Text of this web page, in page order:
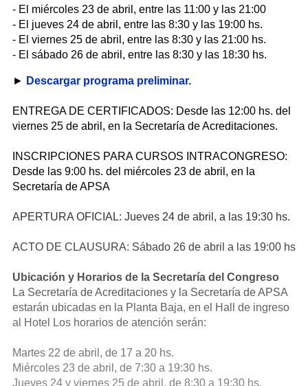
- El miércoles 23 de abril, entre las 11:00 y las 21:00
- El jueves 24 de abril, entre las 8:30 y las 19:00 hs.
- El viernes 25 de abril, entre las 8:30 y las 21:00 hs.
- El sábado 26 de abril, entre las 8:30 y las 18:30 hs.
► Descargar programa preliminar.
ENTREGA DE CERTIFICADOS: Desde las 12:00 hs. del
viernes 25 de abril, en la Secretaría de Acreditaciones.
INSCRIPCIONES PARA CURSOS INTRACONGRESO:
Desde las 9:00 hs. del miércoles 23 de abril, en la
Secretaría de APSA
APERTURA OFICIAL: Jueves 24 de abril, a las 19:30 hs.
ACTO DE CLAUSURA: Sábado 26 de abril a las 19:00 hs
Ubicación y Horarios de la Secretaría del Congreso
La Secretaría de Acreditaciones y la Secretaría de APSA
estarán ubicadas en la Planta Baja, en el Hall de ingreso
al Hotel Los horarios de atención serán:
Martes 22 de abril, de 17 a 20 hs.
Miércoles 23 de abril, de 7:30 a 19:30 hs.
Jueves 24 y viernes 25 de abril, de 8:30 a 19:30 hs.